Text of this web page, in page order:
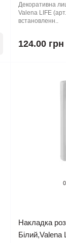
Декоративна
Valena LIFE
встановленн..
124.00 грн
0
Накладка
Білий,Valena